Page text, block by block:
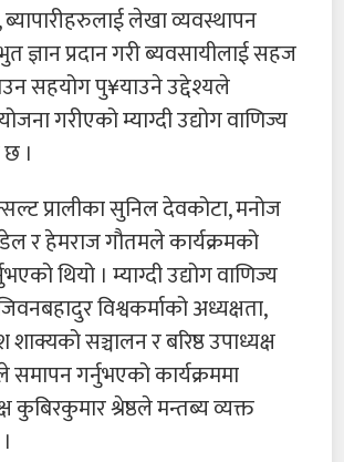
ब्यापारीहरुलाई लेखा व्यवस्थापन
ज्ञान प्रदान गरी ब्यवसायीलाई सहज
सहयोग पु¥याउने उद्देश्यले
गरीएको म्याग्दी उद्योग वाणिज्य
।
प्रालीका सुनिल देवकोटा, मनोज
र हेमराज गौतमले कार्यक्रमको
थियो । म्याग्दी उद्योग वाणिज्य
विश्वकर्माको अध्यक्षता,
सञ्चालन र बरिष्ठ उपाध्यक्ष
समापन गर्नुभएको कार्यक्रममा
कुबिरकुमार श्रेष्ठले मन्तब्य व्यक्त